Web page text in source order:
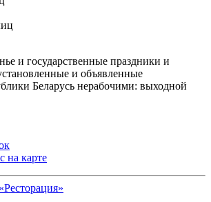
и государственные праздники и
и объявленные
Беларусь нерабочими: выходной
на карте